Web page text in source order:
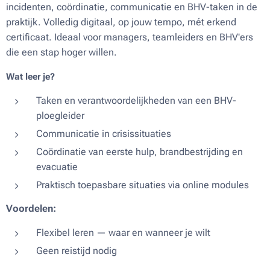
incidenten, coördinatie, communicatie en BHV-taken in de
praktijk. Volledig digitaal, op jouw tempo, mét erkend
certificaat. Ideaal voor managers, team­leiders en BHV'ers
die een stap hoger willen.
Wat leer je?
Taken en verantwoordelijkheden van een BHV-
ploegleider
Communicatie in crisissituaties
Coördinatie van eerste hulp, brandbestrijding en
evacuatie
Praktisch toepasbare situaties via online modules
Voordelen:
Flexibel leren — waar en wanneer je wilt
Geen reistijd nodig